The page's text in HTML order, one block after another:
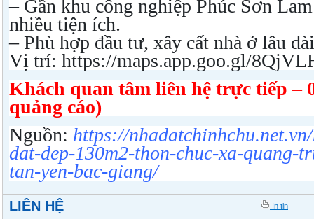
– Gần khu công nghiệp Phúc Sơn
nhiều tiện ích.
– Phù hợp đầu tư, xây cất nhà ở lâu
Vị trí: https://maps.app.goo.gl/
Khách quan tâm liên hệ trực tiếp –
quảng cáo)
Nguồn: https://
dat-dep-130m2-thon-chuc-xa-quang-
tan-yen-bac-giang/
LIÊN HỆ In tin